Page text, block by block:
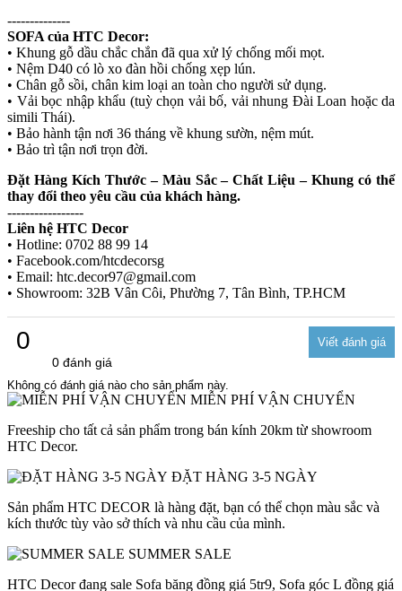
--------------
SOFA của HTC Decor:
• Khung gỗ dầu chắc chắn đã qua xử lý chống mối mọt.
• Nệm D40 có lò xo đàn hồi chống xẹp lún.
• Chân gỗ sồi, chân kim loại an toàn cho người sử dụng.
• Vải bọc nhập khẩu (tuỳ chọn vải bố, vải nhung Đài Loan hoặc da
simili Thái).
• Bảo hành tận nơi 36 tháng về khung sườn, nệm mút.
• Bảo trì tận nơi trọn đời.
Đặt Hàng Kích Thước – Màu Sắc – Chất Liệu – Khung có thể
thay đổi theo yêu cầu của khách hàng.
-----------------
Liên hệ HTC Decor
• Hotline: 0702 88 99 14
• Facebook.com/htcdecorsg
• Email: htc.decor97@gmail.com
• Showroom: 32B Vân Côi, Phường 7, Tân Bình, TP.HCM
0
0 đánh giá
Không có đánh giá nào cho sản phẩm này.
MIỄN PHÍ VẬN CHUYỂN
Freeship cho tất cả sản phẩm trong bán kính 20km từ showroom
HTC Decor.
ĐẶT HÀNG 3-5 NGÀY
Sản phẩm HTC DECOR là hàng đặt, bạn có thể chọn màu sắc và
kích thước tùy vào sở thích và nhu cầu của mình.
SUMMER SALE
HTC Decor đang sale Sofa băng đồng giá 5tr9, Sofa góc L đồng giá